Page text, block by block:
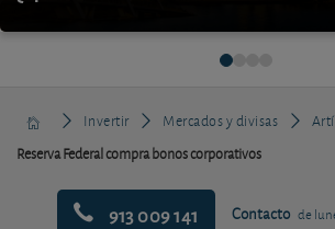
Invertir Mercados y divisas
Reserva Federal compra bonos corporativos
913 009 141 Contacto de